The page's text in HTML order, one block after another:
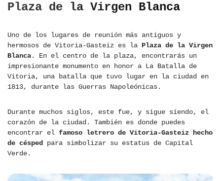
Plaza de la Virgen Blanca
Uno de los lugares de reunión más antiguos y
hermosos de Vitoria-Gasteiz es la Plaza de la Virgen
Blanca. En el centro de la plaza, encontrarás un
impresionante monumento en honor a La Batalla de
Vitoria, una batalla que tuvo lugar en la ciudad en
1813, durante las Guerras Napoleónicas.
Durante muchos siglos, este fue, y sigue siendo, el
corazón de la ciudad. También es donde puedes
encontrar el famoso letrero de Vitoria-Gasteiz hecho
de césped para simbolizar su estatus de Capital
Verde.